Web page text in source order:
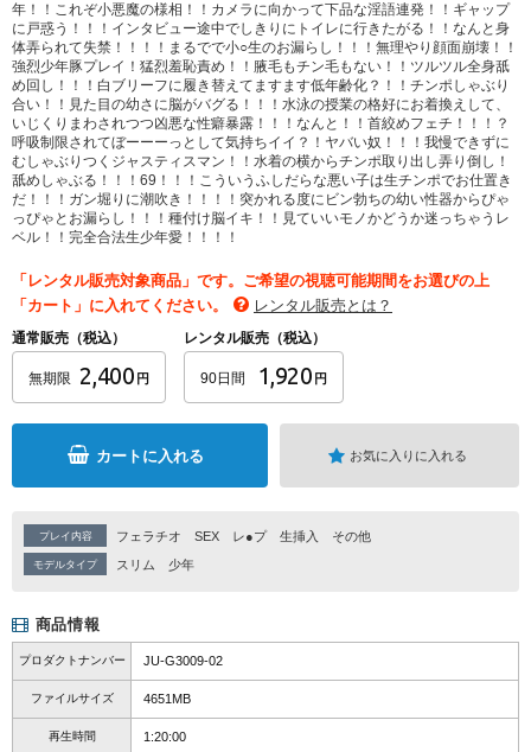
年！！これぞ小悪魔の様相！！カメラに向かって下品な淫語連発！！ギャップ
に戸惑う！！！インタビュー途中でしきりにトイレに行きたがる！！なんと身
体弄られて失禁！！！！まるでで小○生のお漏らし！！！無理やり顔面崩壊！！
強烈少年豚プレイ！猛烈羞恥責め！！腋毛もチン毛もない！！ツルツル全身舐
め回し！！！白ブリーフに履き替えてますます低年齢化？！！チンポしゃぶり
合い！！見た目の幼さに脳がバグる！！！水泳の授業の格好にお着換えして、
いじくりまわされつつ凶悪な性癖暴露！！！なんと！！首絞めフェチ！！！？
呼吸制限されてぼーーーっとして気持ちイイ？！ヤバい奴！！！我慢できずに
むしゃぶりつくジャスティスマン！！水着の横からチンポ取り出し弄り倒し！
舐めしゃぶる！！！69！！！こういうふしだらな悪い子は生チンポでお仕置き
だ！！！ガン堀りに潮吹き！！！！突かれる度にビン勃ちの幼い性器からぴゃ
っぴゃとお漏らし！！！種付け脳イキ！！見ていいモノかどうか迷っちゃうレ
ベル！！完全合法生少年愛！！！！
「レンタル販売対象商品」です。ご希望の視聴可能期間をお選びの上
「カート」に入れてください。
レンタル販売とは？
通常販売（税込）
無期限 2,400 円
レンタル販売（税込）
90日間 1,920 円
カートに入れる お気に入りに入れる
プレイ内容 フェラチオ SEX レ●プ 生挿入 その他
モデルタイプ スリム 少年
商品情報
プロダクトナンバー JU-G3009-02
ファイルサイズ 4651MB
再生時間 1:20:00